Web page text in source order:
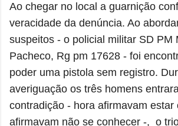
Ao chegar no local a guarnição
veracidade da denúncia. Ao
suspeitos - o policial militar SD PM
Pacheco, Rg pm 17628 - foi
poder uma pistola sem registro.
averiguação os três homens
contradição - hora afirmavam estar
afirmavam não se conhecer -, o